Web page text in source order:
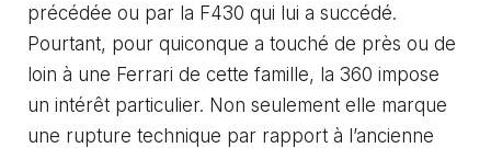
précédée ou par la F430 qui lui a succédé.
Pourtant, pour quiconque a touché de près ou de
loin à une Ferrari de cette famille, la 360 impose
un intérêt particulier. Non seulement elle marque
une rupture technique par rapport à l’ancienne